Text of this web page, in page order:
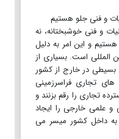
و فنی جلو هستیم
و فنی خوشبختانه، نه
هستیم و این امر به دلیل
المللی است. بسیاری از
بسیطی در خارج از کشور
تجاری فراسرزمینی
تجاری را رقم بزنند و
و علمی خارجی را ایجاد
به داخل کشور میسر می